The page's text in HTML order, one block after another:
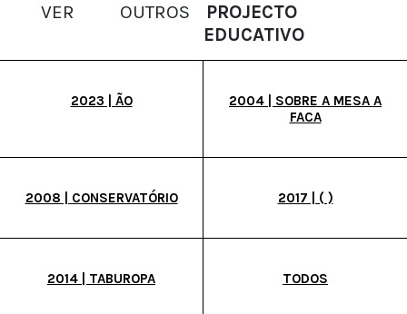
VER OUTROS
PROJECTO
EDUCATIVO
2023 | ÃO
2004 | SOBRE A MESA A
FACA
2008 | CONSERVATÓRIO 2017 | ( )
2014 | TABUROPA TODOS